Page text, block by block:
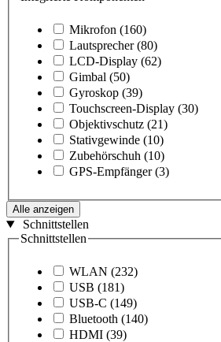
Mikrofon (160)
Lautsprecher (80)
LCD-Display (62)
Gimbal (50)
Gyroskop (39)
Touchscreen-Display (30)
Objektivschutz (21)
Stativgewinde (10)
Zubehörschuh (10)
GPS-Empfänger (3)
Alle anzeigen
Schnittstellen
Schnittstellen
WLAN (232)
USB (181)
USB-C (149)
Bluetooth (140)
HDMI (39)